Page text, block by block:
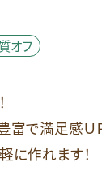
オフ
富で満足感
に作れます！